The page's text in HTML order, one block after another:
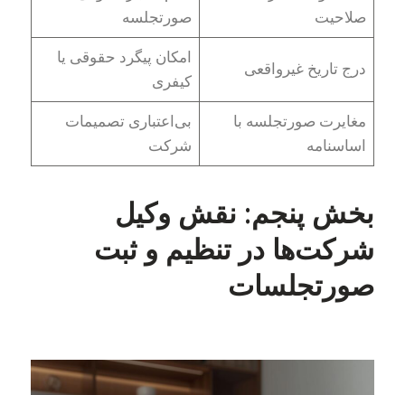
صلاحیت
صورتجلسه
درج تاریخ غیرواقعی
امکان پیگرد حقوقی یا
کیفری
مغایرت صورتجلسه با
اساسنامه
بی‌اعتباری تصمیمات
شرکت
بخش پنجم: نقش وکیل
شرکت‌ها در تنظیم و ثبت
صورتجلسات